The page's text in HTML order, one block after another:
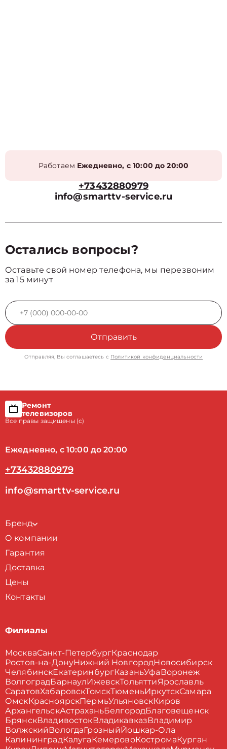
Работаем Ежедневно, с 10:00 до 20:00
+73432880979
info@smarttv-service.ru
Остались вопросы?
Оставьте свой номер телефона, мы перезвоним
за 15 минут
Отправить
Отправляя, Вы соглашаетесь с Политикой конфиденциальности
Ремонт
телевизоров
Все правы защищены (с)
Ежедневно, с 10:00 до 20:00
+73432880979
info@smarttv-service.ru
Бренд
О компании
Гарантия
Доставка
Цены
Контакты
Филиалы
МоскваСанкт-ПетербургКраснодар
Ростов-на-ДонуНижний НовгородНовосибирск
ЧелябинскЕкатеринбургКазаньУфа Воронеж
ВолгоградБарнаулИжевскТольяттиЯрославль
СаратовХабаровскТомскТюменьИркутскСамара
ОмскКрасноярскПермьУльяновскКиров
АрхангельскАстраханьБелгородБлаговещенск
БрянскВладивостокВладикавказВладимир
ВолжскийВологдаГрозныйЙошкар-Ола
КалининградКалуга КемеровоКостромаКурган